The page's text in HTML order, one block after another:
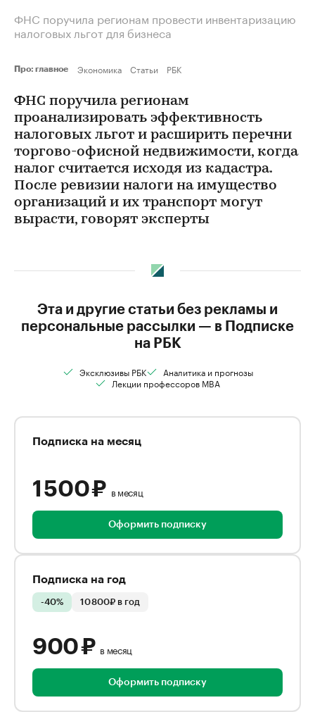
ФНС поручила регионам провести инвентаризацию
налоговых льгот для бизнеса
Про: главное Экономика Статьи РБК
ФНС поручила регионам
проанализировать эффективность
налоговых льгот и расширить перечни
торгово-офисной недвижимости, когда
налог считается исходя из кадастра.
После ревизии налоги на имущество
организаций и их транспорт могут
вырасти, говорят эксперты
Эта и другие статьи без рекламы и
персональные рассылки — в Подписке
на РБК
Эксклюзивы РБК
Аналитика и прогнозы
Лекции профессоров MBA
Подписка на месяц
1 500 ₽ в месяц
Оформить подписку
Подписка на год
-40% 10 800₽ в год
900 ₽ в месяц
Оформить подписку